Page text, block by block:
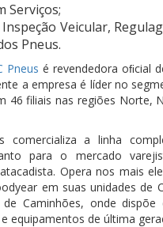
Serviços;
Inspeção Veicular,
Pneus.
Pneus é revendedora oﬁcial
a empresa é líder no
46 filiais nas regiões Norte,
comercializa a linha
para o mercado
Opera nos mais
em suas unidades de
Caminhões, onde dispõe
equipamentos de última